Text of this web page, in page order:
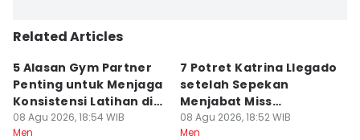
Related Articles
5 Alasan Gym Partner
Penting untuk Menjaga
Konsistensi Latihan di
Gym
08 Agu 2026, 18:54 WIB
Men
7 Potret Katrina Llegado
setelah Sepekan
Menjabat Miss
Supranational 2026
08 Agu 2026, 18:52 WIB
Men